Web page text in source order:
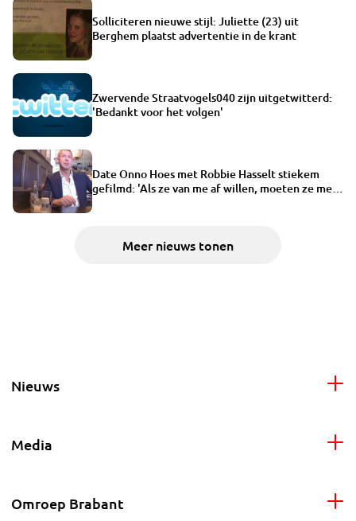
Solliciteren nieuwe stijl: Juliette (23) uit
Berghem plaatst advertentie in de krant
Zwervende Straatvogels040 zijn uitgetwitterd:
'Bedankt voor het volgen'
Date Onno Hoes met Robbie Hasselt stiekem
gefilmd: 'Als ze van me af willen, moeten ze me
Meer nieuws tonen
Nieuws
Media
Omroep Brabant